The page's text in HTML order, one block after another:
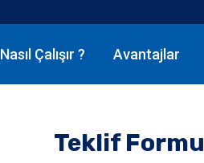
Nasıl Çalışır ? Avantajlar
Teklif Formu